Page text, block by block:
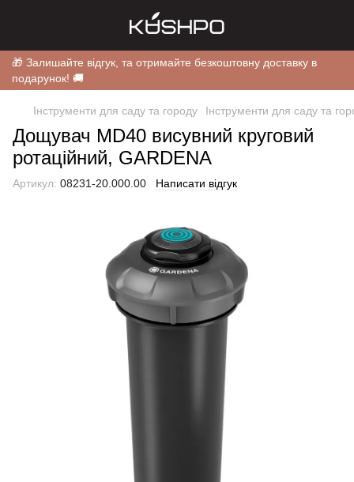
🎁 Залишайте відгук, та отримайте безкоштовну доставку в
подарунок! 🚚
Інструменти для саду та городу Інструменти для саду та
Дощувач MD40 висувний круговий
ротаційний, GARDENA
Артикул: 08231-20.000.00 Написати відгук